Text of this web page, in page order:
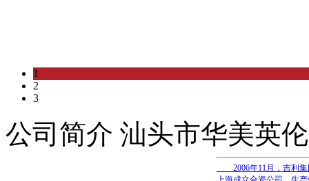
1
2
3
公司简介 汕头市华美英
2006年11月，吉利集